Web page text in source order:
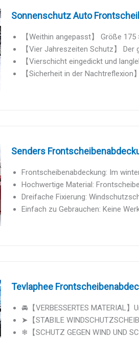
Sonnenschutz Auto
【Weithin angepasst】 Größe
【Vier Jahreszeiten Schutz】
【Vierschicht eingedickt und
【Sicherheit in der Nachtreflexion
Senders
Frontscheibenabdeckung: Im
Hochwertige Material:
Dreifache Fixierung:
Einfach zu Gebrauchen: Keine
Tevlaphee
🚘【VERBESSERTES MATERIAL
➤【STABILE
❄【SCHUTZ GEGEN WIND UND